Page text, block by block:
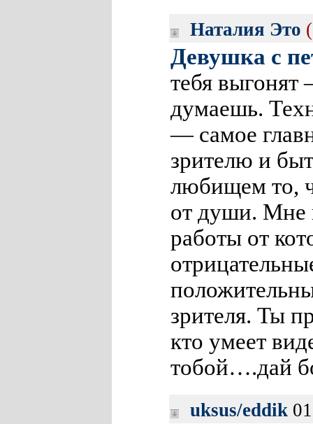
Наталия Это
Девушка с
тебя выгонят
думаешь.
— самое
зрителю и
любищем то,
от души. Мне
работы от
зрителя. Ты
кто умеет
тобой….дай
uksus/eddik